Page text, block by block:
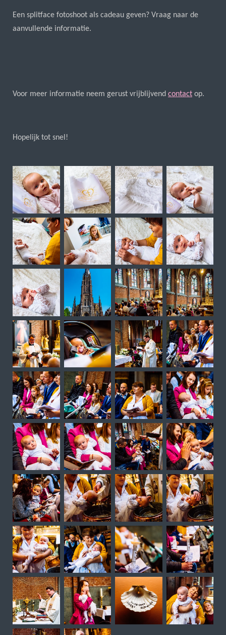
Een splitface fotoshoot als cadeau geven? Vraag naar de
aanvullende informatie.
Voor meer informatie neem gerust vrijblijvend contact op.
Hopelijk tot snel!